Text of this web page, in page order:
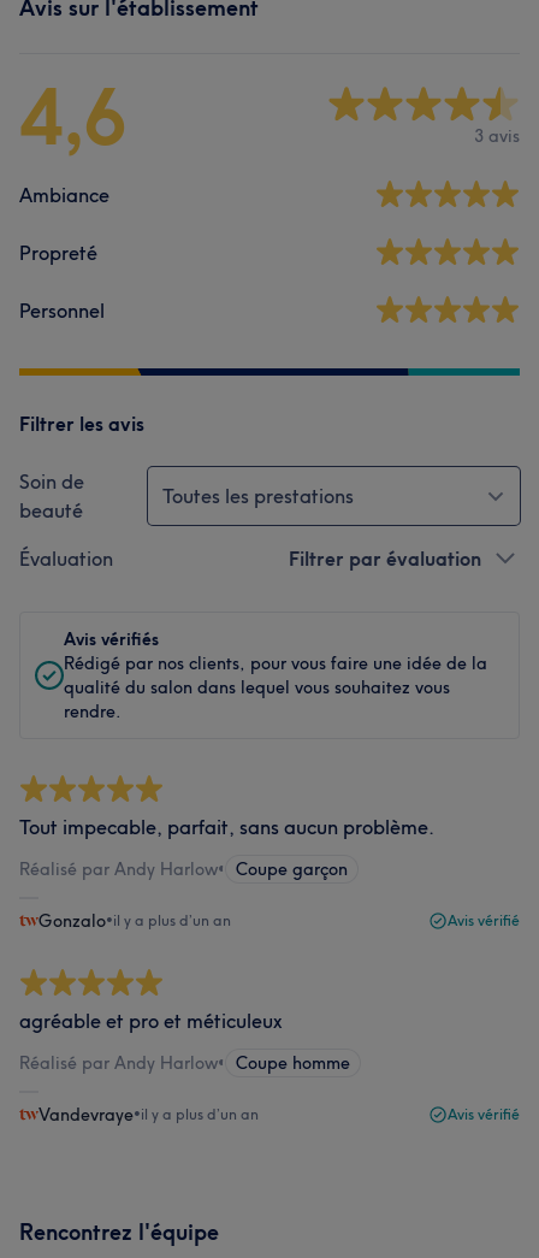
Avis sur l'établissement
4,6 3 avis
Ambiance
Propreté
Personnel
Filtrer les avis
Soin de
beauté
Toutes les prestations
Évaluation Filtrer par évaluation
Avis vérifiés
Rédigé par nos clients, pour vous faire une idée de la
qualité du salon dans lequel vous souhaitez vous
rendre.
Tout impecable, parfait, sans aucun problème.
Réalisé par Andy Harlow• Coupe garçon
Gonzalo•il y a plus d’un an Avis vérifié
agréable et pro et méticuleux
Réalisé par Andy Harlow• Coupe homme
Vandevraye•il y a plus d’un an Avis vérifié
Rencontrez l'équipe